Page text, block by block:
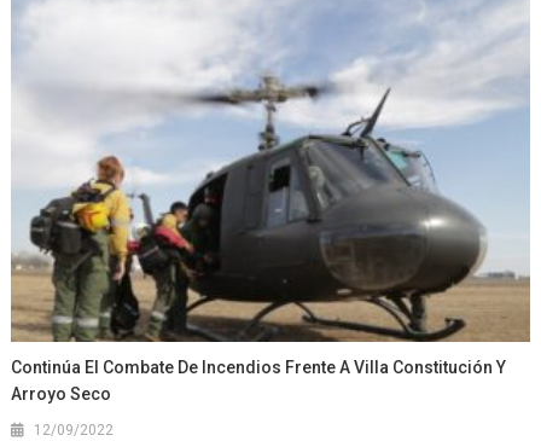
Continúa El Combate De Incendios Frente A Villa Constitución Y
Arroyo Seco
12/09/2022